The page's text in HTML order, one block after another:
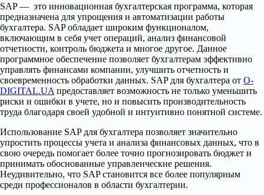
SAP — это инновационная бухгалтерская программа, которая
предназначена для упрощения и автоматизации работы
бухгалтера. SAP обладает широким функционалом,
включающим в себя учет операций, анализ финансовой
отчетности, контроль бюджета и многое другое. Данное
программное обеспечение позволяет бухгалтерам эффективно
управлять финансами компании, улучшить отчетность и
своевременность обработки данных. SAP для бухгалтера от O-
DIGITAL.UA предоставляет возможность не только уменьшить
риски и ошибки в учете, но и повысить производительность
труда благодаря своей удобной и интуитивно понятной системе.
Использование SAP для бухгалтера позволяет значительно
упростить процессы учета и анализа финансовых данных, что в
свою очередь помогает более точно прогнозировать бюджет и
принимать обоснованные управленческие решения.
Неудивительно, что SAP становится все более популярным
среди профессионалов в области бухгалтерии.